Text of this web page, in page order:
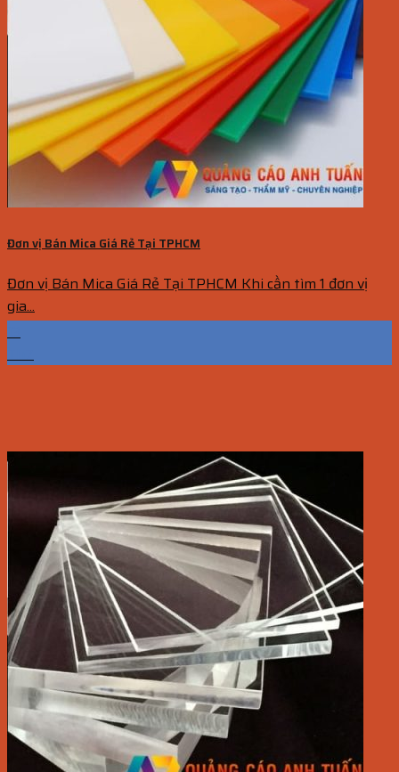
Đơn vị Bán Mica Giá Rẻ Tại TPHCM
Đơn vị Bán Mica Giá Rẻ Tại TPHCM Khi cần tìm 1 đơn vị
gia...
13
Th7